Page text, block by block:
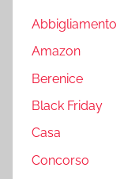
Abbigliamento
Amazon
Berenice
Black Friday
Casa
Concorso